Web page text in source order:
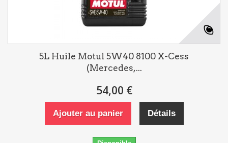
5L Huile Motul 5W40 8100 X-Cess
(Mercedes,...
54,00 €
Ajouter au panier Détails